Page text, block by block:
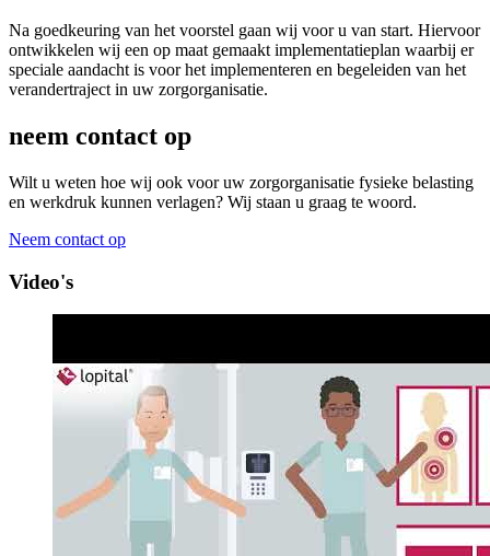
Na goedkeuring van het voorstel gaan wij voor u van start. Hiervoor
ontwikkelen wij een op maat gemaakt implementatieplan waarbij er
speciale aandacht is voor het implementeren en begeleiden van het
verandertraject in uw zorgorganisatie.
neem contact op
Wilt u weten hoe wij ook voor uw zorgorganisatie fysieke belasting
en werkdruk kunnen verlagen? Wij staan u graag te woord.
Neem contact op
Video's